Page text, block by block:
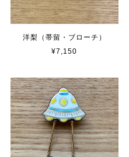
洋梨（帯留・ブローチ）
¥7,150